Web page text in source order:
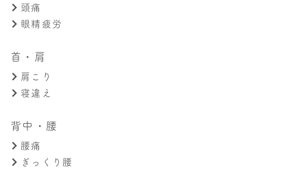
頭痛
眼精疲労
首・肩
肩こり
寝違え
背中・腰
腰痛
ぎっくり腰